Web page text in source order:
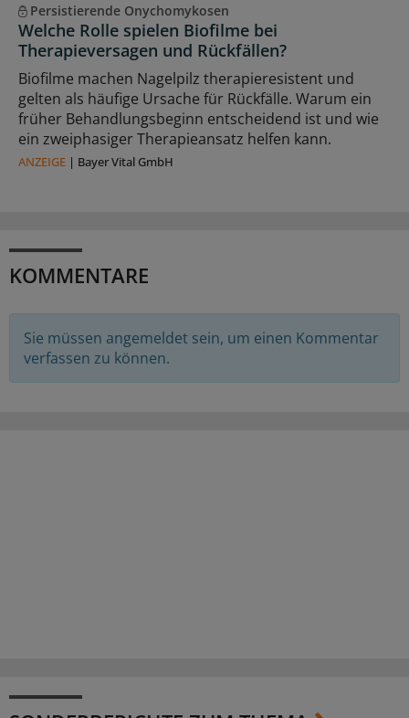
Persistierende Onychomykosen
Welche Rolle spielen Biofilme bei
Therapieversagen und Rückfällen?
Biofilme machen Nagelpilz therapieresistent und
gelten als häufige Ursache für Rückfälle. Warum ein
früher Behandlungsbeginn entscheidend ist und wie
ein zweiphasiger Therapieansatz helfen kann.
ANZEIGE | Bayer Vital GmbH
KOMMENTARE
Sie müssen angemeldet sein, um einen Kommentar
verfassen zu können.